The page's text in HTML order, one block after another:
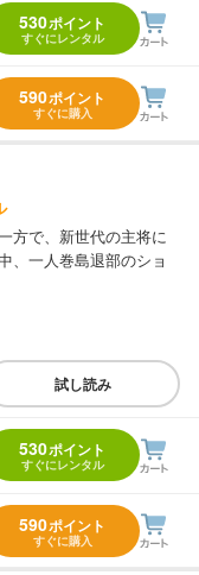
530ポイント
すぐにレンタル
590ポイント
すぐに購入
方で、新世代の主将に
、一人巻島退部のショ
試し読み
530ポイント
すぐにレンタル
590ポイント
すぐに購入